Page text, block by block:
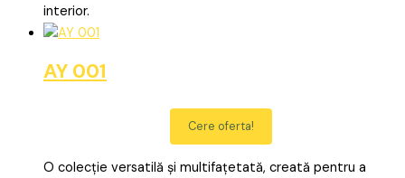
interior.
AY 001
Cere oferta!
O colecție versatilă și multifațetată, creată pentru a